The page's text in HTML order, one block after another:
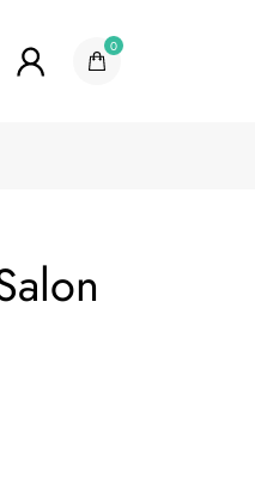
0